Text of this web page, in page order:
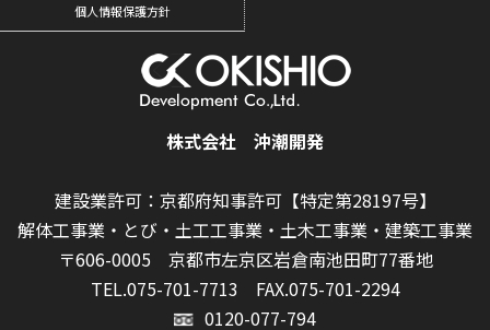
個人情報保護方針
株式会社 沖潮開発
建設業許可：京都府知事許可【特定第28197号】
解体工事業・とび・土工工事業・土木工事業・建築工事業
〒606-0005 京都市左京区岩倉南池田町77番地
TEL.075-701-7713 FAX.075-701-2294
0120-077-794